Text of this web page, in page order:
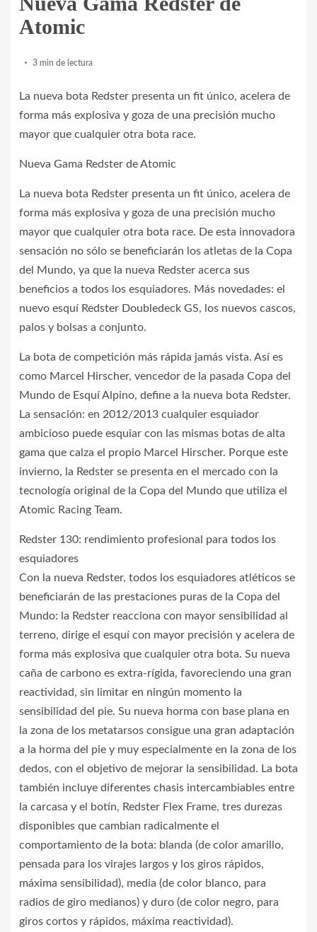
Atomic
3 min de lectura
La nueva bota Redster presenta un fit único, acelera de
forma más explosiva y goza de una precisión mucho
mayor que cualquier otra bota race.
Nueva Gama Redster de Atomic
La nueva bota Redster presenta un fit único, acelera de
forma más explosiva y goza de una precisión mucho
mayor que cualquier otra bota race. De esta innovadora
sensación no sólo se beneficiarán los atletas de la Copa
del Mundo, ya que la nueva Redster acerca sus
beneficios a todos los esquiadores. Más novedades: el
nuevo esquí Redster Doubledeck GS, los nuevos cascos,
palos y bolsas a conjunto.
La bota de competición más rápida jamás vista. Así es
como Marcel Hirscher, vencedor de la pasada Copa del
Mundo de Esquí Alpino, define a la nueva bota Redster.
La sensación: en 2012/2013 cualquier esquiador
ambicioso puede esquiar con las mismas botas de alta
gama que calza el propio Marcel Hirscher. Porque este
invierno, la Redster se presenta en el mercado con la
tecnología original de la Copa del Mundo que utiliza el
Atomic Racing Team.
Redster 130: rendimiento profesional para todos los
esquiadores
Con la nueva Redster, todos los esquiadores atléticos se
beneficiarán de las prestaciones puras de la Copa del
Mundo: la Redster reacciona con mayor sensibilidad al
terreno, dirige el esquí con mayor precisión y acelera de
forma más explosiva que cualquier otra bota. Su nueva
caña de carbono es extra-rígida, favoreciendo una gran
reactividad, sin limitar en ningún momento la
sensibilidad del pie. Su nueva horma con base plana en
la zona de los metatarsos consigue una gran adaptación
a la horma del pie y muy especialmente en la zona de los
dedos, con el objetivo de mejorar la sensibilidad. La bota
también incluye diferentes chasis intercambiables entre
la carcasa y el botín, Redster Flex Frame, tres durezas
disponibles que cambian radicalmente el
comportamiento de la bota: blanda (de color amarillo,
pensada para los virajes largos y los giros rápidos,
máxima sensibilidad), media (de color blanco, para
radios de giro medianos) y duro (de color negro, para
giros cortos y rápidos, máxima reactividad).